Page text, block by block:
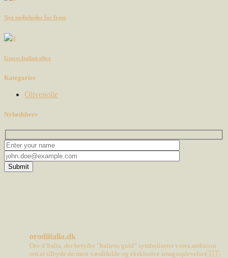
Nye muligheder for fragt
Greco-Italian olive
Kategorier
Olivenolie
Nyhedsbrev
Submit
orodiitalia.dk
Oro d’Italia, der betyder "Italiens guld” symboliserer vores ambition
om at tilbyde de mest værdifulde og eksklusive smagsoplevelser🇮🇹